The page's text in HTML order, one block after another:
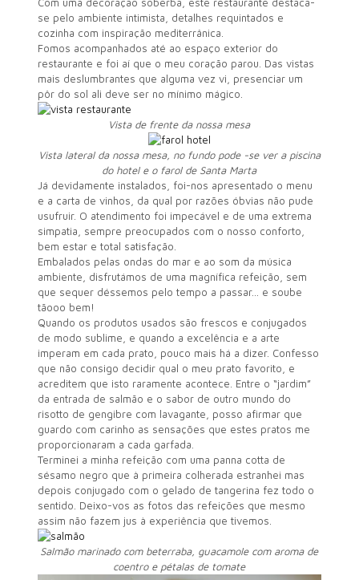
se pelo ambiente intimista, detalhes requintados e
cozinha com inspiração mediterrânica.
Fomos acompanhados até ao espaço exterior do
restaurante e foi aí que o meu coração parou. Das vistas
mais deslumbrantes que alguma vez vi, presenciar um
pôr do sol ali deve ser no mínimo mágico.
Vista de frente da nossa mesa
Vista lateral da nossa mesa, no fundo pode -se ver a piscina
do hotel e o farol de Santa Marta
Já devidamente instalados, foi-nos apresentado o menu
e a carta de vinhos, da qual por razões óbvias não pude
usufruir. O atendimento foi impecável e de uma extrema
simpatia, sempre preocupados com o nosso conforto,
bem estar e total satisfação.
Embalados pelas ondas do mar e ao som da música
ambiente, disfrutámos de uma magnífica refeição, sem
que sequer déssemos pelo tempo a passar… e soube
tãooo bem!
Quando os produtos usados são frescos e conjugados
de modo sublime, e quando a excelência e a arte
imperam em cada prato, pouco mais há a dizer. Confesso
que não consigo decidir qual o meu prato favorito, e
acreditem que isto raramente acontece. Entre o “jardim”
da entrada de salmão e o sabor de outro mundo do
risotto de gengibre com lavagante, posso afirmar que
guardo com carinho as sensações que estes pratos me
proporcionaram a cada garfada.
Terminei a minha refeição com uma panna cotta de
sésamo negro que à primeira colherada estranhei mas
depois conjugado com o gelado de tangerina fez todo o
sentido. Deixo-vos as fotos das refeições que mesmo
assim não fazem jus à experiência que tivemos.
Salmão marinado com beterraba, guacamole com aroma de
coentro e pétalas de tomate